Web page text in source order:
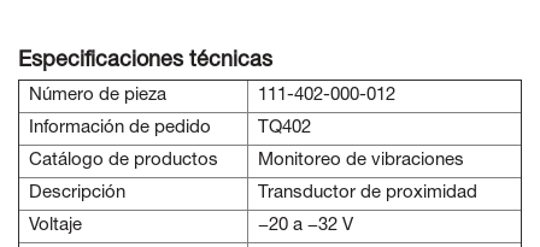
Especificaciones técnicas
Número de pieza
111-402-000-012
Información de pedido
TQ402
Catálogo de productos
Monitoreo de vibraciones
Descripción
Transductor de proximidad
Voltaje
−20 a −32 V